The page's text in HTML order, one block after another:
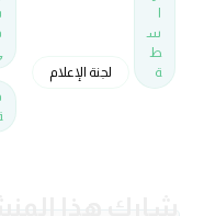
ا
س
ط
ة
لجنة الإعلام